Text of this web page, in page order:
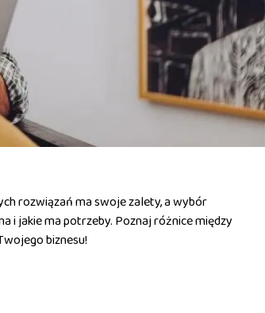
rozwiązań ma swoje zalety, a wybór
i jakie ma potrzeby. Poznaj różnice między
biznesu!